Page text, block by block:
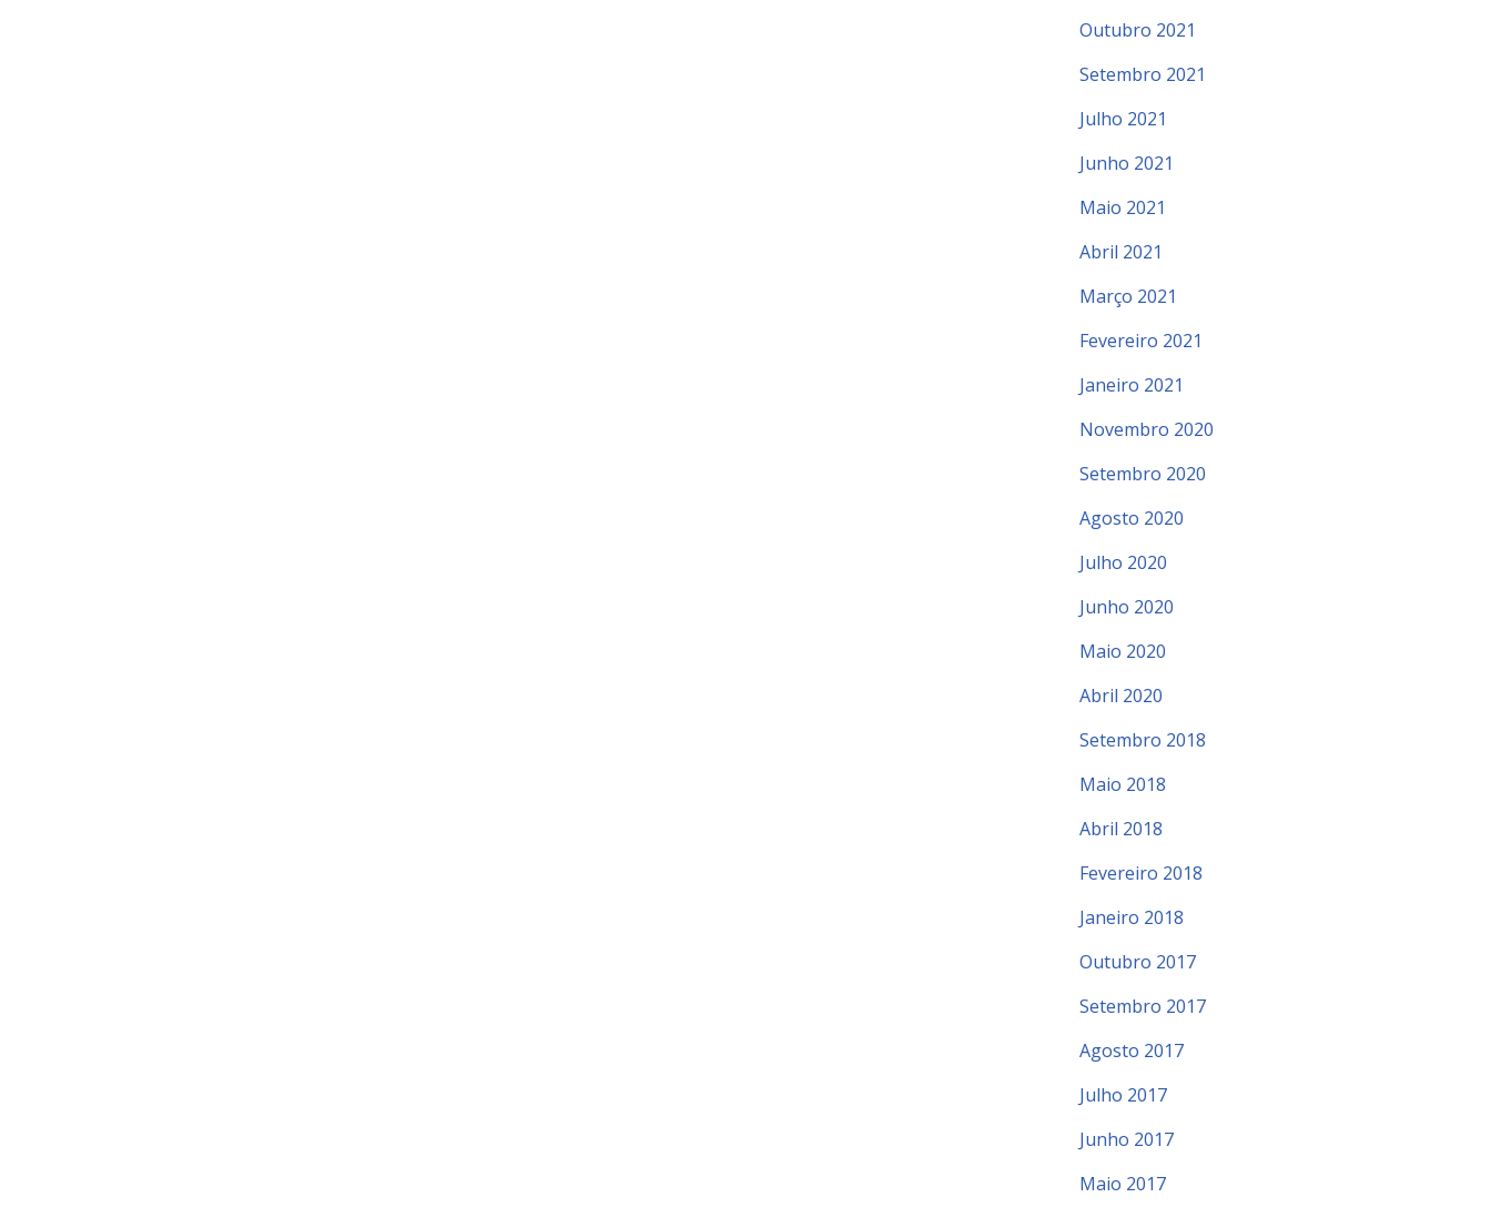
Outubro 2021
Setembro 2021
Julho 2021
Junho 2021
Maio 2021
Abril 2021
Março 2021
Fevereiro 2021
Janeiro 2021
Novembro 2020
Setembro 2020
Agosto 2020
Julho 2020
Junho 2020
Maio 2020
Abril 2020
Setembro 2018
Maio 2018
Abril 2018
Fevereiro 2018
Janeiro 2018
Outubro 2017
Setembro 2017
Agosto 2017
Julho 2017
Junho 2017
Maio 2017